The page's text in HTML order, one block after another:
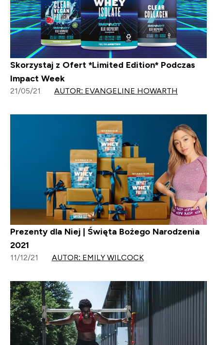
Skorzystaj z Ofert *Limited Edition* Podczas
Impact Week
21/05/21 AUTOR: EVANGELINE HOWARTH
Prezenty dla Niej | Święta Bożego Narodzenia
2021
11/12/21 AUTOR: EMILY WILCOCK